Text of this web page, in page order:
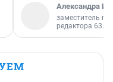
Александра
заместитель
редактора 63.RU